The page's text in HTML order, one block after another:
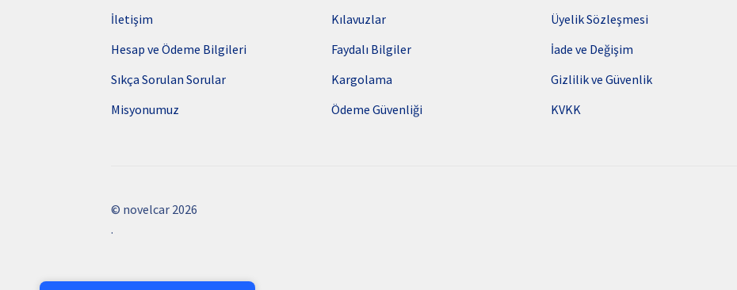
7/24 Canlı Destek
İletişim
Hesap ve Ödeme Bilgileri
Sıkça Sorulan Sorular
Misyonumuz
Kılavuzlar
Faydalı Bilgiler
Kargolama
Ödeme Güvenliği
Üyelik Sözleşmesi
İade ve Değişim
Gizlilik ve Güvenlik
KVKK
© novelcar 2026
.